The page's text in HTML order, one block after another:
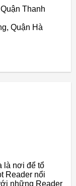
Thanh
Quận Hà
là nơi để tổ
Reader nổi
những Reader